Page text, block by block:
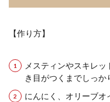
【作り方】
メスティンやスキレ
き目がつくまでしっか
にんにく、オリーブ